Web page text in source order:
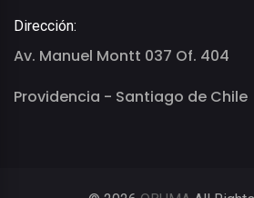
Dirección:
Av. Manuel Montt 037 Of. 404
Providencia - Santiago de Chile